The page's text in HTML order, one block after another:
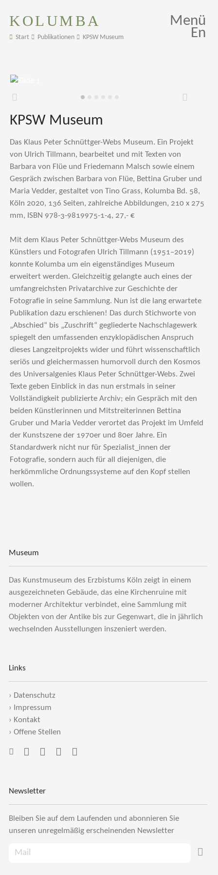
KOLUMBA
Start Publikationen KPSW Museum
Menü
En
Zurück Weiter
KPSW Museum
Das Klaus Peter Schnüttger-Webs Museum. Ein Projekt
von Ulrich Tillmann, bearbeitet und mit Texten von
Barbara von Flüe und Friedemann Malsch sowie einem
Gespräch zwischen Barbara von Flüe, Bettina Gruber und
Maria Vedder, gestaltet von Tino Grass, Kolumba Bd. 58,
Köln 2020, 136 Seiten, zahlreiche Abbildungen, 210 x 275
mm, ISBN 978-3-9819975-1-4, 27,- €
Mit dem Klaus Peter Schnüttger-Webs Museum des
Künstlers und Fotografen Ulrich Tillmann (1951–2019)
konnte Kolumba um ein eigenständiges Museum
erweitert werden. Gleichzeitig gelangte auch eines der
umfangreichsten Privatarchive zur Geschichte der
Fotografie in seine Sammlung. Nun ist die lang erwartete
Publikation dazu erschienen! Das durch Stichworte von
„Abschied“ bis „Zuschrift“ gegliederte Nachschlagewerk
spiegelt den umfassenden enzyklopädischen Anspruch
dieses Langzeitprojekts wider und führt wissenschaftlich
seriös und gleichermassen humorvoll durch den Kosmos
des Universalgenies Klaus Peter Schnüttger-Webs. Zwei
Texte geben Einblick in das nun erstmals in seiner
Vollständigkeit publizierte Archiv; ein Gespräch mit den
beiden Künstlerinnen und Mitstreiterinnen Bettina
Gruber und Maria Vedder verortet das Projekt im Umfeld
der Kunstszene der 1970er und 80er Jahre. Ein
Standardwerk nicht nur für Spezialist_innen der
Fotografie, sondern auch für all diejenigen, die
herkömmliche Ordnungssysteme auf den Kopf stellen
wollen.
Museum
Das Kunstmuseum des Erzbistums Köln zeigt in einem
ausgezeichneten Gebäude, das eine Kirchenruine mit
moderner Architektur verbindet, eine Sammlung mit
Objekten von der Antike bis zur Gegenwart, die in jährlich
wechselnden Ausstellungen inszeniert werden.
Links
› Datenschutz
›
Impressum
› Kontakt
› Offene Stellen
Newsletter
Bleiben Sie auf dem Laufenden und abonnieren Sie
unseren unregelmäßig erscheinenden Newsletter